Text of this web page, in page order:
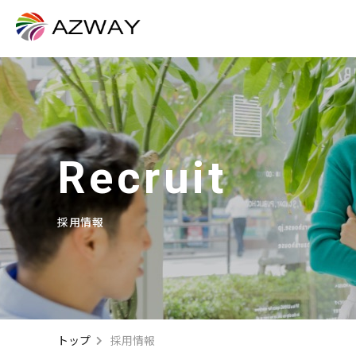
Recruit
採用情報
トップ 採用情報